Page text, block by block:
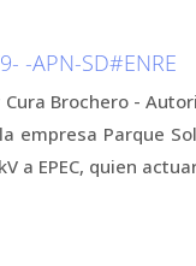
-APN-SD#ENRE
Cura Brochero -
Parque
a EPEC, quien